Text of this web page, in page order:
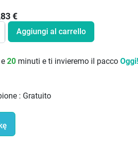
€
Aggiungi al carrello
20 minuti e ti invieremo il pacco Oggi!
: Gratuito